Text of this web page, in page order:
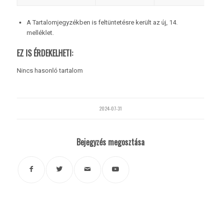
A Tartalomjegyzékben is feltüntetésre került az új, 14.
melléklet.
EZ IS ÉRDEKELHETI:
Nincs hasonló tartalom
2024-07-31
Bejegyzés megosztása